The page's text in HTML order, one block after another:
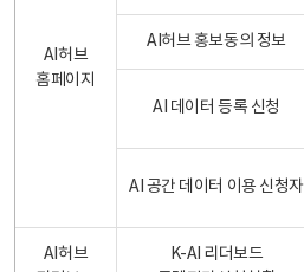
AI허브
홈페이지
AI허브 홍보동의 정보
AI 데이터 등록 신청
AI 공간 데이터 이용 신청자
AI허브
K-AI 리더보드